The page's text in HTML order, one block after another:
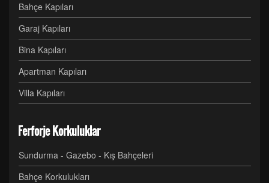
Bahçe Kapıları
Garaj Kapıları
Bina Kapıları
Apartman Kapıları
Villa Kapıları
Ferforje Korkuluklar
Sundurma - Gazebo - Kış Bahçeleri
Bahçe Korkulukları